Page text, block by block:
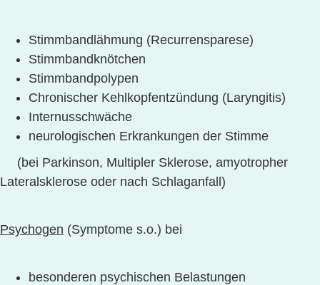
Stimmbandlähmung (Recurrensparese)
Stimmbandknötchen
Stimmbandpolypen
Chronischer Kehlkopfentzündung (Laryngitis)
Internusschwäche
neurologischen Erkrankungen der Stimme
(bei Parkinson, Multipler Sklerose, amyotropher
Lateralsklerose oder nach Schlaganfall)
Psychogen (Symptome s.o.) bei
besonderen psychischen Belastungen